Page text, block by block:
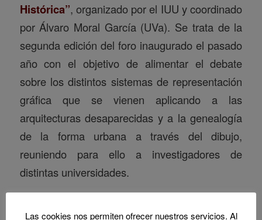
Histórica”, organizado por el IUU y coordinado
por Álvaro Moral García (UVa). Se trata de la
segunda edición del foro inaugurado el pasado
año con el objetivo de alimentar el debate
sobre los distintos sistemas de representación
gráfica que se vienen aplicando a las
arquitecturas desaparecidas y a la genealogía
de la forma urbana a través del dibujo,
reuniendo para ello a investigadores de
distintas universidades.
Las cookies nos permiten ofrecer nuestros servicios. Al